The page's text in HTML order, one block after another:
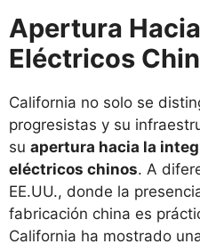
Apertura
Eléctricos
California no solo se
progresistas y su
su apertura hacia la
eléctricos chinos. A
EE.UU., donde la
fabricación china es
California ha mostrado